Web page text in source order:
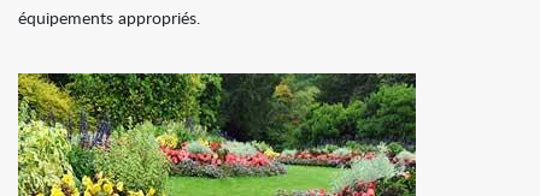
équipements appropriés.